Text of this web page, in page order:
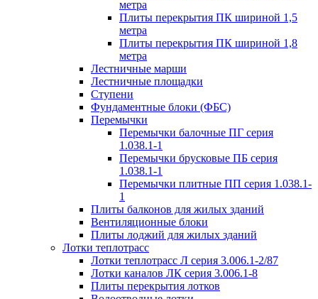
метра
Плиты перекрытия ПК шириной 1,5
метра
Плиты перекрытия ПК шириной 1,8
метра
Лестничные марши
Лестничные площадки
Ступени
Фундаментные блоки (ФБС)
Перемычки
Перемычки балочные ПГ серия
1.038.1-1
Перемычки брусковые ПБ серия
1.038.1-1
Перемычки плитные ПП серия 1.038.1-
1
Плиты балконов для жилых зданий
Вентиляционные блоки
Плиты лоджий для жилых зданий
Лотки теплотрасс
Лотки теплотрасс Л серия 3.006.1-2/87
Лотки каналов ЛК серия 3.006.1-8
Плиты перекрытия лотков